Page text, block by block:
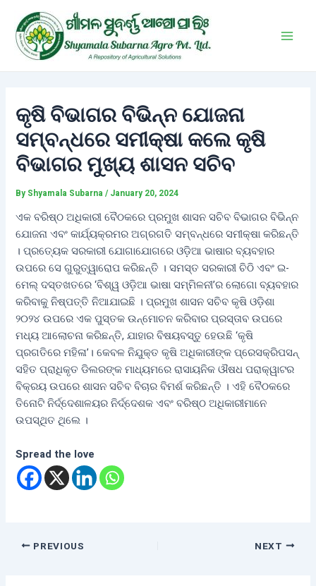
content
କୃଷି ବିଭାଗର ବିଭିନ୍ନ ଯୋଜନା
ସମ୍ବନ୍ଧରେ ସମୀକ୍ଷା କଲେ କୃଷି
ବିଭାଗର ମୁଖ୍ୟ ଶାସନ ସଚିବ
By Shyamala Subarna/ January 20, 2024
ଏକ ବରିଷ୍ଠ ଅଧିକାରୀ ବୈଠକରେ ପ୍ରମୁଖ ଶାସନ ସଚିବ ବିଭାଗର ବିଭିନ୍ନ
ଯୋଜନା ଏବଂ କାର୍ଯ୍ୟକ୍ରମର ଅଗ୍ରଗତି ସମ୍ବନ୍ଧରେ ସମୀକ୍ଷା କରିଛନ୍ତି
। ପ୍ରତ୍ୟେକ ସରକାରୀ ଯୋଗାଯୋଗରେ ଓଡ଼ିଆ ଭାଷାର ବ୍ୟବହାର
ଉପରେ ସେ ଗୁରୁତ୍ୱାରୋପ କରିଛନ୍ତି । ସମସ୍ତ ସରକାରୀ ଚିଠି ଏବଂ ଇ-
ମେଲ୍ ଦସ୍ତଖତରେ ‘ବିଶ୍ୱ ଓଡ଼ିଆ ଭାଷା ସମ୍ମିଳନୀ’ର ଲୋଗୋ ବ୍ୟବହାର
କରିବାକୁ ନିଷ୍ପତ୍ତି ନିଆଯାଇଛି । ପ୍ରମୁଖ ଶାସନ ସଚିବ କୃଷି ଓଡ଼ିଶା
୨୦୨୪ ଉପରେ ଏକ ପୁସ୍ତକ ଉନ୍ମୋଚନ କରିବାର ପ୍ରସ୍ତାବ ଉପରେ
ମଧ୍ୟ ଆଲୋଚନା କରିଛନ୍ତି, ଯାହାର ବିଷୟବସ୍ତୁ ହେଉଛି ‘କୃଷି
ପ୍ରଗତିରେ ମହିଳା’। କେବଳ ନିଯୁକ୍ତ କୃଷି ଅଧିକାରୀଙ୍କ ପ୍ରେସକ୍ରିପସନ୍
ସହିତ ପ୍ରାଧିକୃତ ଡିଲରଙ୍କ ମାଧ୍ୟମରେ ରାସାୟନିକ ଔଷଧ ପରାକ୍ୱାଟର
ବିକ୍ରୟ ଉପରେ ଶାସନ ସଚିବ ବିଚାର ବିମର୍ଶ କରିଛନ୍ତି । ଏହି ବୈଠକରେ
ତିନୋଟି ନିର୍ଦ୍ଦେଶାଳୟର ନିର୍ଦ୍ଦେଶକ ଏବଂ ବରିଷ୍ଠ ଅଧିକାରୀମାନେ
ଉପସ୍ଥିତ ଥିଲେ ।
Spread the love
navigation
PREVIOUS NEXT